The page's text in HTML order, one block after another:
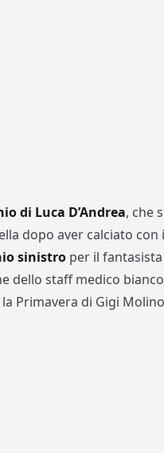
di Luca D’Andrea, che
dopo aver calciato con
sinistro per il
dello staff medico
Primavera di Gigi